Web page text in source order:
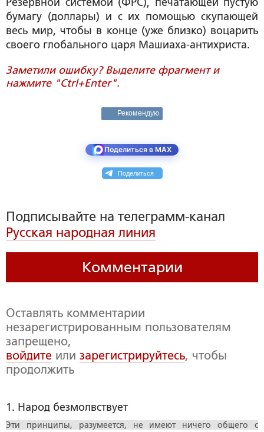
Резервной системой (ФРС), печатающей пустую
бумагу (доллары) и с их помощью скупающей
весь мир, чтобы в конце (уже близко) воцарить
своего глобального царя Машиаха-антихриста.
Заметили ошибку? Выделите фрагмент и
нажмите "Ctrl+Enter".
Рекомендую
Поделиться в MAX
Поделиться
Подписывайте на телеграмм-канал
Русская народная линия
Комментарии
Оставлять комментарии
незарегистрированным пользователям
запрещено,
войдите или зарегистрируйтесь, чтобы
продолжить
1. Народ безмолвствует
Эти принципы, разумеется, не имеют ничего общего с